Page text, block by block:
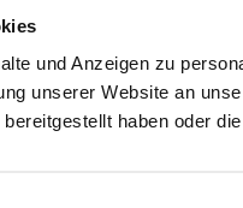
und Anzeigen zu
unserer Website an
haben oder